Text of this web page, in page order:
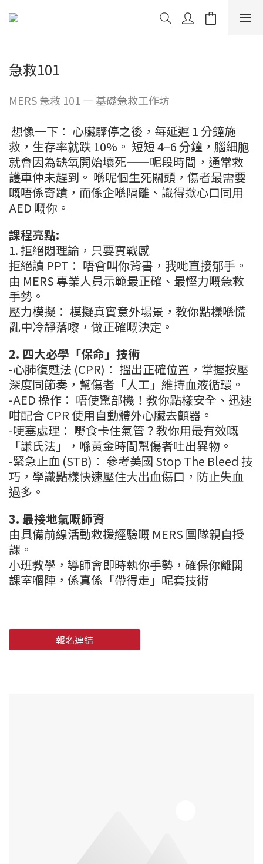
急救101
MERS 急救 101 — 基礎急救工作坊
想像一下： 心臟驟停之後，每延遲 1 分鐘施
救，生存率就跌 10%。 短短 4–6 分鐘，腦細胞
就會因為缺氧開始壞死——呢段時間，通常救
護車仲未趕到。 喺呢個生死關頭，傷者最需要
嘅唔係奇蹟，而係企喺隔離、識得撳心口同用
AED 嘅你。
課程亮點:
1. 拒絕悶理論，只要實戰感
拒絕讀 PPT： 唔會叫你背書，我哋直接郁手。
由 MERS 專業人員示範最正確、最慳力嘅急救
手勢。
壓力模擬： 模擬真實意外場景，教你點樣喺慌
亂中冷靜落嚟，做正確嘅決定。
2. 四大必學「保命」技術
-心肺復甦法 (CPR)： 搵出正確位置，掌握按壓
深度同節奏，幫傷者「人工」維持血液循環。
-AED 操作： 唔使驚部機！教你點樣安全、迅速
咁配合 CPR 使用自動體外心臟去顫器。
-哽塞處理： 嘢食卡住氣管？教你用最有效嘅
「謙氏法」，喺黃金時間幫傷者吐出異物。
-緊急止血 (STB)： 參考美國 Stop The Bleed 技
巧，學識點樣快速壓住大出血傷口，防止失血
過多。
3. 最接地氣嘅師資
由具備前線活動救援經驗嘅 MERS 團隊親自授
課。
小班教學，導師會即時執你手勢，確保你離開
課室嗰陣，係真係「帶得走」呢套技術
報名連結